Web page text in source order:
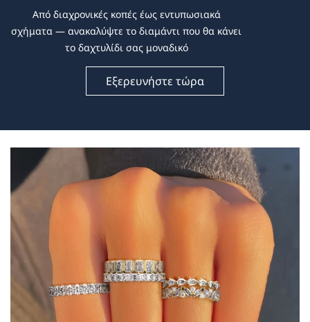
Από διαχρονικές κοπές έως εντυπωσιακά
σχήματα — ανακαλύψτε το διαμάντι που θα κάνει
το δαχτυλίδι σας μοναδικό
Εξερευνήστε τώρα